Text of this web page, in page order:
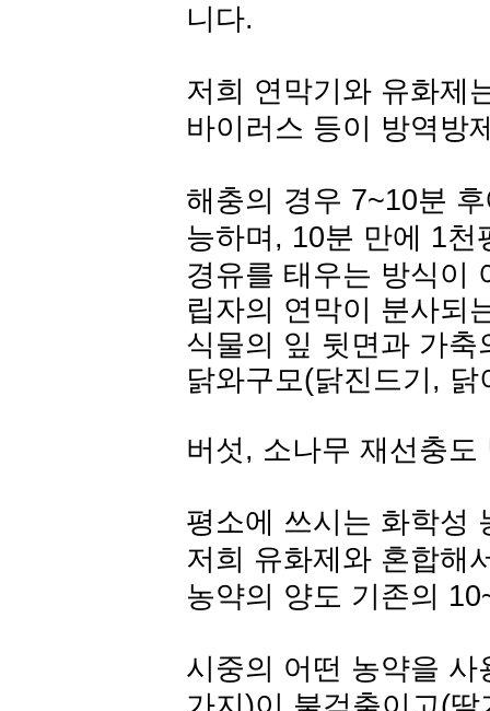
니다.
저희 연막기와 유화제
바이러스 등이 방역방
해충의 경우 7~10분
능하며, 10분 만에 1천
경유를 태우는 방식이
립자의 연막이 분사되
식물의 잎 뒷면과 가
닭와구모(닭진드기,
버섯, 소나무 재선충
평소에 쓰시는 화학성
저희 유화제와 혼합해
농약의 양도 기존의
시중의 어떤 농약을